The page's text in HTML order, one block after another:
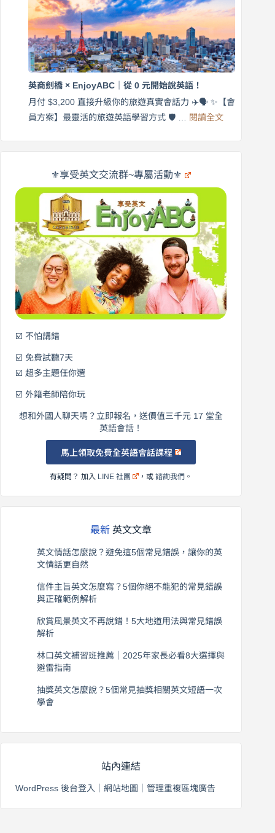
｜
月
$3,200，
出
國
在
英
｜
英
商
×
受
說
英商劍橋 × EnjoyABC｜從 0 元開始說英語！
月付 $3,200 直接升級你的旅遊真實會話力 ✈️🗣️ ✨【會
員方案】最靈活的旅遊英語學習方式 🛡️ … 閱讀全文:
商
劍
｜
元
英
語！
⚜️享受英文交流群~專屬活動⚜️
☑️ 不怕講錯
☑️ 免費試聽7天
☑️ 超多主題任你選
☑️ 外籍老師陪你玩
想和外國人聊天嗎？立即報名，送價值三千元 17 堂全
英語會話！
馬上領取免費全英語會話課程
有疑問？ 加入 LINE 社團 ，或諮詢我們 。
最新 英文文章
英文情話怎麼說？避免這5個常見錯誤，讓你的英
文情話更自然
信件主旨英文怎麼寫？5個你絕不能犯的常見錯誤
與正確範例解析
欣賞風景英文不再說錯！5大地道用法與常見錯誤
解析
林口英文補習班推薦｜2025年家長必看8大選擇與
避雷指南
抽獎英文怎麼說？5個常見抽獎相關英文短語一次
學會
站內連結
WordPress 後台登入 網站地圖 管理重複區塊廣告